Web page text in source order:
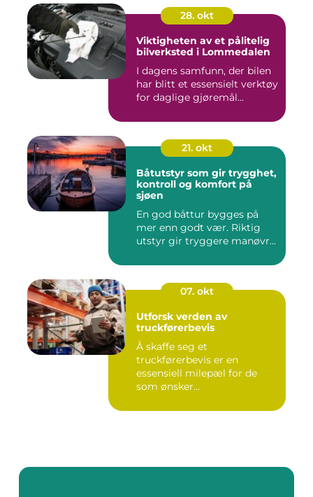
28. okt
Viktigheten av et pålitelig
bilverksted i Lommedalen
I dagens samfunn, der bilen
har blitt et essensielt verktøy
for daglige gjøremål...
21. okt
Båtutstyr som gir trygghet,
kontroll og komfort på
sjøen
En god båttur bygges på
mer enn godt vær. Riktig
utstyr gir tryggere manøvr...
07. okt
Utforsk verden av
truckførerbevis
Å skaffe seg et
truckførerbevis er en
essensiell milepæl for de
som ønsker...